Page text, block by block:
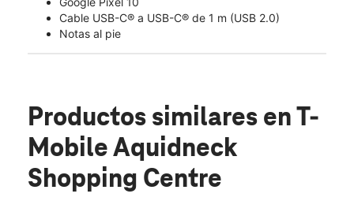
Cable USB-C® a USB-C® de 1 m (USB 2.0)
Notas al pie
Productos similares en T-
Mobile Aquidneck
Shopping Centre